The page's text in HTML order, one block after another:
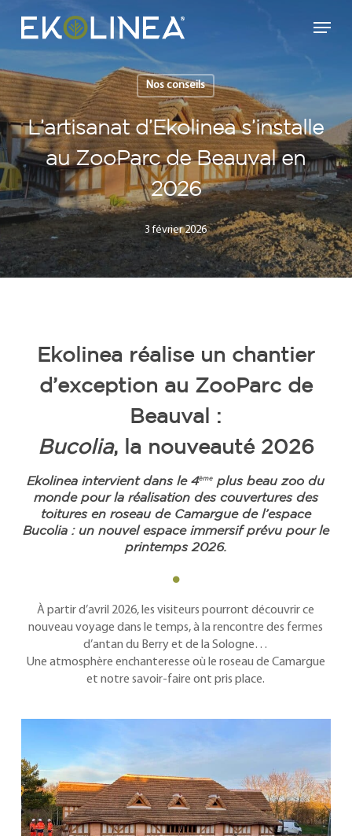
main
Menu
Nos conseils
L’artisanat d’Ekolinea s’installe
au ZooParc de Beauval en
2026
3 février 2026
Ekolinea réalise un chantier
d’exception au ZooParc de
Beauval :
Bucolia, la nouveauté 2026
Ekolinea intervient dans le 4ème
plus beau zoo du
monde pour la réalisation des couvertures des
toitures en roseau de Camargue de l’espace
Bucolia: un nouvel espace immersif prévu pour le
printemps 2026.
•
À partir d’avril 2026, les visiteurs pourront découvrir ce
nouveau voyage dans le temps, à la rencontre des fermes
d’antan du Berry et de la Sologne…
Une atmosphère enchanteresse où le roseau de Camargue
et notre savoir-faire ont pris place.